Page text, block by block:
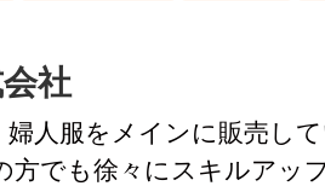
社
婦人服をメインに販売し
方でも徐々にスキルアッ